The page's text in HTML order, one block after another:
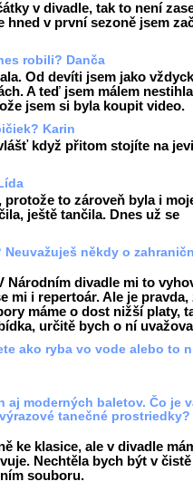
v divadle, tak to není
hned v první sezoně jsem
robili? Danča
Od devíti jsem jako
A teď jsem málem nestihla
jsem si byla koupit video.
Karin
když přitom stojíte na
protože to zároveň byla i
ještě tančila. Dnes už se
někdy o
Národním divadle mi to
mi i repertoár. Ale je pravda,
máme o dost nižší platy,
určitě bych o ní
ako ryba vo vode alebo to
aj moderných baletov. Čo je
tanečné prostriedky?
ke klasice, ale v divadle
Nechtěla bych být v čistě
souboru.